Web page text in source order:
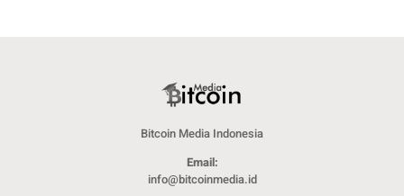
Bitcoin Media Indonesia
Email:
info@bitcoinmedia.id